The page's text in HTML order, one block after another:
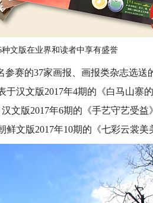
种文版在业界和读者中享有盛誉
赛的37家画报、画报类杂志选送
汉文版2017年4期的《白马山寨
文版2017年6期的《手艺守艺受
文版2017年10期的《七彩云裳美